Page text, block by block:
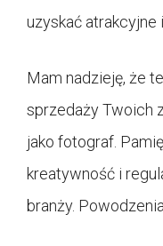
uzyskać atrakcyjne
Mam nadzieję, że
sprzedaży Twoich
jako fotograf.
kreatywność i
branży.